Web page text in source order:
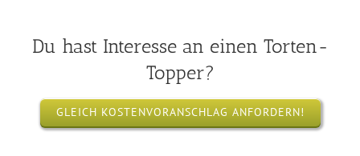
Du hast Interesse an einen Torten-
Topper?
GLEICH KOSTENVORANSCHLAG ANFORDERN!